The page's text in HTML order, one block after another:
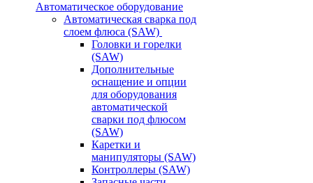
Автоматическое оборудование
Автоматическая сварка под
слоем флюса (SAW)
Головки и горелки
(SAW)
Дополнительные
оснащение и опции
для оборудования
автоматической
сварки под флюсом
(SAW)
Каретки и
манипуляторы (SAW)
Контроллеры (SAW)